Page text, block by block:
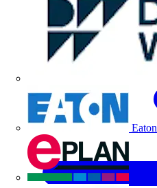
Eaton
Sabías qué